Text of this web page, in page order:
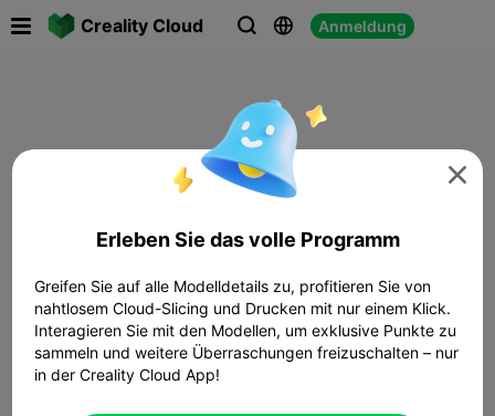
Creality Cloud   Anmeldung

Erleben Sie das volle Programm
Greifen Sie auf alle Modelldetails zu, profitieren Sie von
nahtlosem Cloud-Slicing und Drucken mit nur einem Klick.
Interagieren Sie mit den Modellen, um exklusive Punkte zu
sammeln und weitere Überraschungen freizuschalten – nur
in der Creality Cloud App!